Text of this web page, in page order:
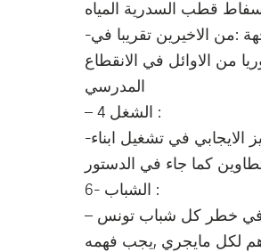
-انقاذ التعليم بالجهة :من الاخيرين تقريبا في
من الاوائل في الانقطاع
المدرسي
– 4 الشغل :
-اقرارالتمييز الايجابي في تشغيل ابناء
كما جاء في الدستور
6- الشباب :
– الانتباه الشباب في خطر كل شباب تونس